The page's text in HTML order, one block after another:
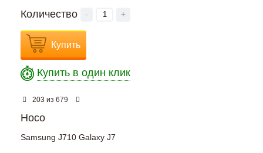
Количество
- +
Купить
Купить в один клик
203 из 679
Hoco
Samsung J710 Galaxy J7